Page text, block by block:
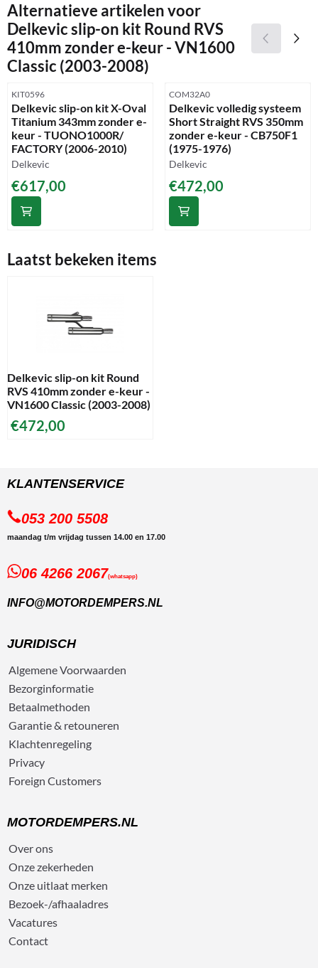
Alternatieve artikelen voor
Delkevic slip-on kit Round RVS
410mm zonder e-keur - VN1600
Classic (2003-2008)
Artikelnummer
KIT0596
Delkevic slip-on kit X-Oval
Titanium 343mm zonder e-
keur - TUONO1000R/
FACTORY (2006-2010)
Merk:
Delkevic
Prijs: 617,00
€617,00
Artikelnummer
COM32A0
Delkevic volledig systeem
Short Straight RVS 350mm
zonder e-keur - CB750F1
(1975-1976)
Merk:
Delkevic
Prijs: 472,00
€472,00
Laatst bekeken items
Delkevic slip-on kit Round
RVS 410mm zonder e-keur -
VN1600 Classic (2003-2008)
€472,00
KLANTENSERVICE
053 200 5508
maandag t/m vrijdag tussen 14.00 en 17.00
06 4266 2067(whatsapp)
INFO@MOTORDEMPERS.NL
JURIDISCH
AlgemeneVoorwaarden
Bezorginformatie
Betaalmethoden
Garantie & retouneren
Klachtenregeling
Privacy
Foreign Customers
MOTORDEMPERS.NL
Over ons
Onze zekerheden
Onze uitlaat merken
Bezoek-/afhaaladres
Vacatures
Contact